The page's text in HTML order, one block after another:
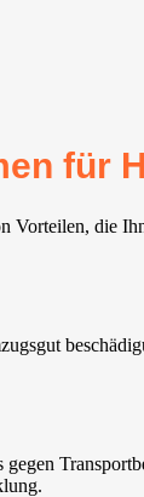
für
Vorteilen, die